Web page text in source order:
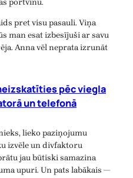
pret visu pasauli. Viņa
man esat izbesījuši ar savu
Anna vēl neprata izrunāt
pēc viegla
un telefonā
lieko paziņojumu
izvēle un divfaktoru
jau būtiski samazina
upuri. Un pats labākais —